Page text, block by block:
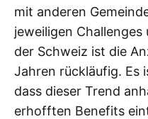
mit anderen
jeweiligen
der Schweiz ist die
Jahren rückläufig. Es
dass dieser Trend
erhofften Benefits